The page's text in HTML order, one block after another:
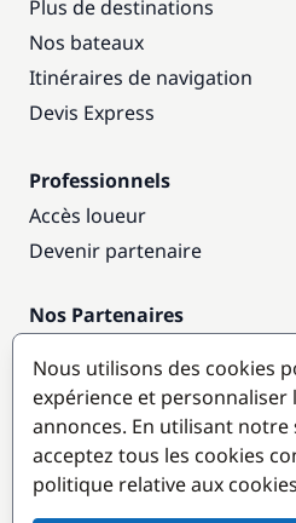
Plus de destinations
Nos bateaux
Itinéraires de navigation
Devis Express
Professionnels
Accès loueur
Devenir partenaire
Nos Partenaires
Destinations populaires
Nous utilisons des cookies
expérience et personnaliser
annonces. En utilisant notre
acceptez tous les cookies
politique relative aux